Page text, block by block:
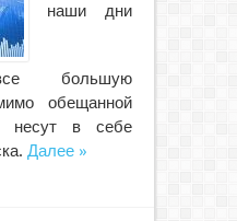
наши дни
большую
обещанной
несут в себе
Далее »